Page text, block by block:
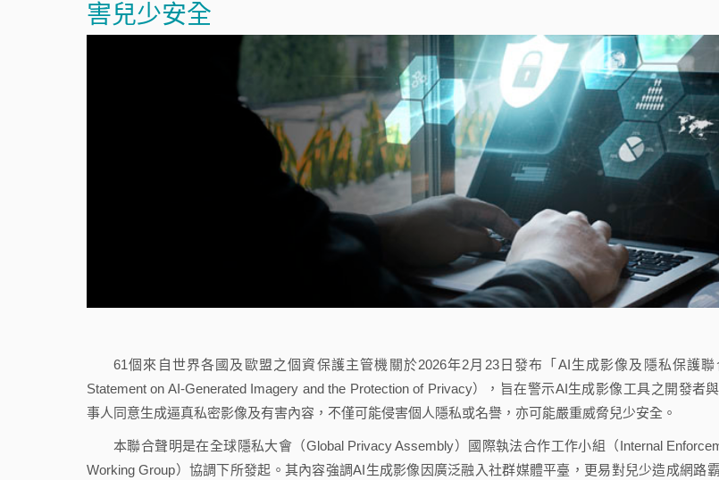
害兒少安全
61個來自世界各國及歐盟之個資保護主管機關於2026年2月23日發布「AI生成影像及隱私保護聯
Statement on AI-Generated Imagery and the Protection of Privacy），旨在警示AI生成影像工具之開發者
事人同意生成逼真私密影像及有害內容，不僅可能侵害個人隱私或名譽，亦可能嚴重威脅兒少安全。
本聯合聲明是在全球隱私大會（Global Privacy Assembly）國際執法合作工作小組（Internal
Working Group）協調下所發起。其內容強調AI生成影像因廣泛融入社群媒體平臺，更易對兒少造成網路